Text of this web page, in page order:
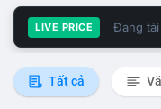
LIVE PRICE Đang
Tất cả